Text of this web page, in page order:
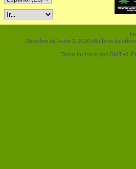
Derechos de Autor © 2026 vBulletin
Todas las horas son GMT +1.